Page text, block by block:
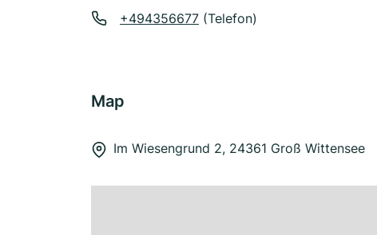
+494356677 (Telefon)
Map
Im Wiesengrund 2, 24361 Groß Wittensee